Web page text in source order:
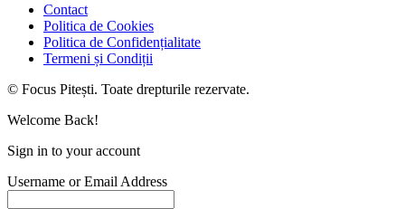
Contact
Politica de Cookies
Politica de Confidențialitate
Termeni și Condiții
© Focus Pitești. Toate drepturile rezervate.
Welcome Back!
Sign in to your account
Username or Email Address